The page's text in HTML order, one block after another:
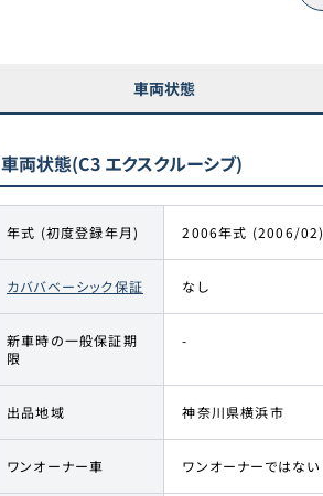
車両状態
車両状態(C3 エクスクルーシブ)
年式 (初度登録年月) 2006年式 (2006/02)
カババベーシック保証 なし
新車時の一般保証期
限
-
出品地域 神奈川県横浜市
ワンオーナー車 ワンオーナーではない